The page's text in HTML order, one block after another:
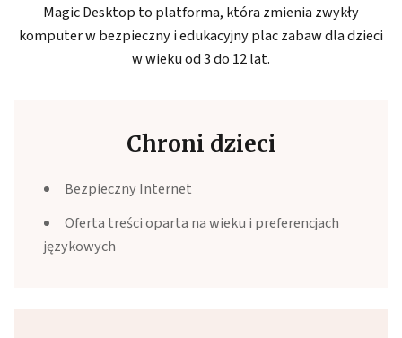
Magic Desktop to platforma, która zmienia zwykły
komputer w bezpieczny i edukacyjny plac zabaw dla dzieci
w wieku od 3 do 12 lat.
Chroni dzieci
Bezpieczny Internet
Oferta treści oparta na wieku i preferencjach
językowych